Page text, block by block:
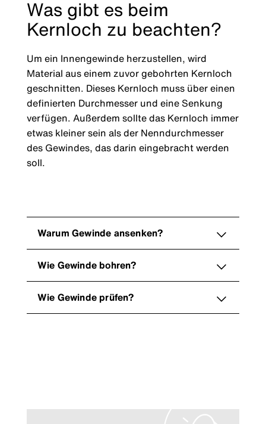
Was gibt es beim
Kernloch zu beachten?
Um ein Innengewinde herzustellen, wird
Material aus einem zuvor gebohrten Kernloch
geschnitten. Dieses Kernloch muss über einen
definierten Durchmesser und eine Senkung
verfügen. Außerdem sollte das Kernloch immer
etwas kleiner sein als der Nenndurchmesser
des Gewindes, das darin eingebracht werden
soll.
Warum Gewinde ansenken?
Wie Gewinde bohren?
Wie Gewinde prüfen?